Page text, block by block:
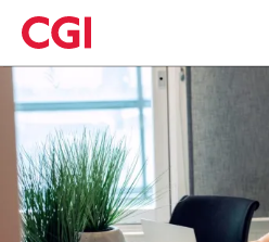
Skip
to
main